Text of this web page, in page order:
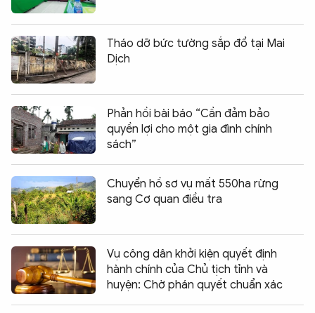
Tháo dỡ bức tường sắp đổ tại Mai
Dịch
Phản hồi bài báo “Cần đảm bảo
quyền lợi cho một gia đình chính
sách”
Chuyển hồ sơ vụ mất 550ha rừng
sang Cơ quan điều tra
Vụ công dân khởi kiện quyết định
hành chính của Chủ tịch tỉnh và
huyện: Chờ phán quyết chuẩn xác